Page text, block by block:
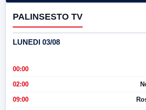
PALINSESTO TV
LUNEDI 03/08
00:00
02:00
09:00